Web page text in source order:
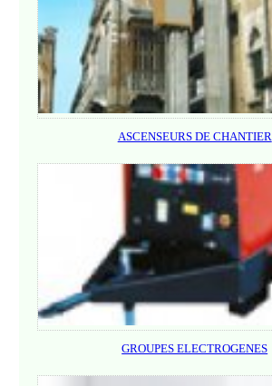
ASCENSEURS DE CHANTIER
GROUPES ELECTROGENES